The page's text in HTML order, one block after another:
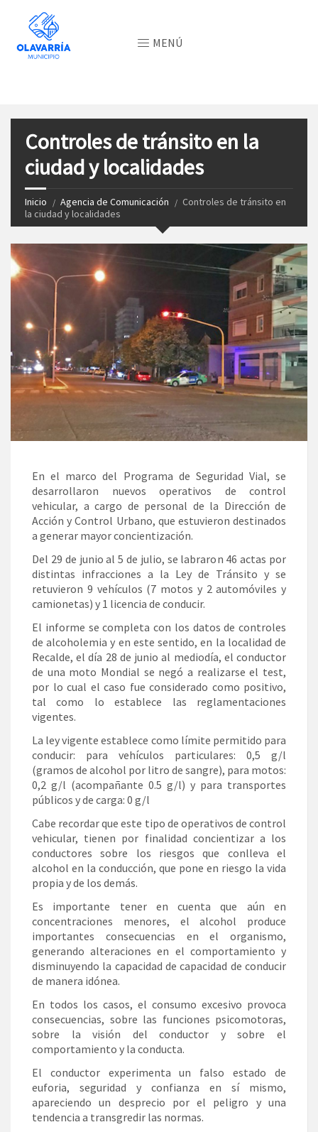
MENÚ
Controles de tránsito en la
ciudad y localidades
Inicio Agencia de Comunicación
Controles de tránsito en
la ciudad y localidades
En el marco del Programa de Seguridad Vial, se
desarrollaron nuevos operativos de control
vehicular, a cargo de personal de la Dirección de
Acción y Control Urbano, que estuvieron destinados
a generar mayor concientización.
Del 29 de junio al 5 de julio, se labraron 46 actas por
distintas infracciones a la Ley de Tránsito y se
retuvieron 9 vehículos (7 motos y 2 automóviles y
camionetas) y 1 licencia de conducir.
El informe se completa con los datos de controles
de alcoholemia y en este sentido, en la localidad de
Recalde, el día 28 de junio al mediodía, el conductor
de una moto Mondial se negó a realizarse el test,
por lo cual el caso fue considerado como positivo,
tal como lo establece las reglamentaciones
vigentes.
La ley vigente establece como límite permitido para
conducir: para vehículos particulares: 0,5 g/l
(gramos de alcohol por litro de sangre), para motos:
0,2 g/l (acompañante 0.5 g/l) y para transportes
públicos y de carga: 0 g/l
Cabe recordar que este tipo de operativos de control
vehicular, tienen por finalidad concientizar a los
conductores sobre los riesgos que conlleva el
alcohol en la conducción, que pone en riesgo la vida
propia y de los demás.
Es importante tener en cuenta que aún en
concentraciones menores, el alcohol produce
importantes consecuencias en el organismo,
generando alteraciones en el comportamiento y
disminuyendo la capacidad de capacidad de conducir
de manera idónea.
En todos los casos, el consumo excesivo provoca
consecuencias, sobre las funciones psicomotoras,
sobre la visión del conductor y sobre el
comportamiento y la conducta.
El conductor experimenta un falso estado de
euforia, seguridad y confianza en sí mismo,
apareciendo un desprecio por el peligro y una
tendencia a transgredir las normas.